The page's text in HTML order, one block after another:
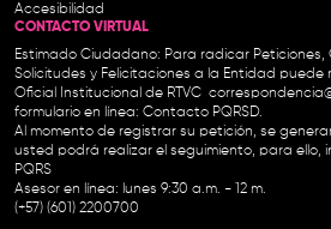
Accesibilidad
CONTACTO VIRTUAL
Estimado Ciudadano: Para radicar Peticiones,
Solicitudes y Felicitaciones a la Entidad puede
Oficial Institucional de RTVC
formulario en línea: Contacto PQRSD.
Al momento de registrar su petición, se
usted podrá realizar el seguimiento, para ello,
PQRS
Asesor en línea: lunes 9:30 a.m. - 12 m.
(+57) (601) 2200700